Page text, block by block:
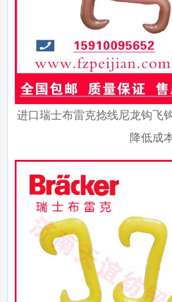
进口瑞士布雷克捻线尼龙钩飞
降低成